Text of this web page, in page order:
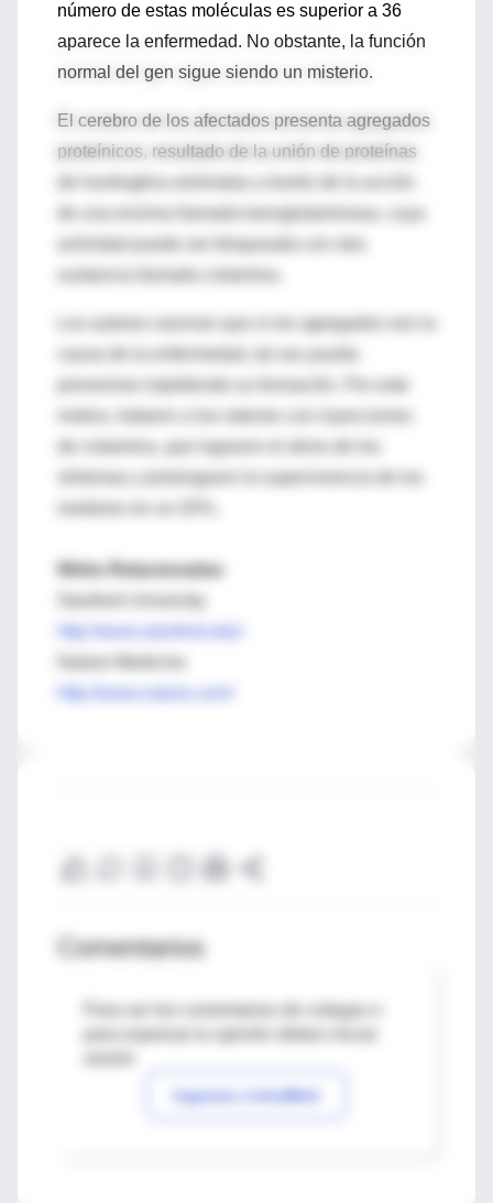
número de estas moléculas es superior a 36
aparece la enfermedad. No obstante, la función
normal del gen sigue siendo un misterio.
El cerebro de los afectados presenta agregados
proteínicos, resultado de la unión de proteínas
de huntingtina anómalas a través de la acción
de una enzima llamada transglutaminasa, cuya
actividad puede ser bloqueada con otra
Los autores razonan que si los agregados son la
de cistamina, que lograron el alivio de los
síntomas y prolongaron la supervivencia de los
Webs Relacionadas
Comentarios
Para ver los comentarios de colegas o
Ingresar a IntraMed